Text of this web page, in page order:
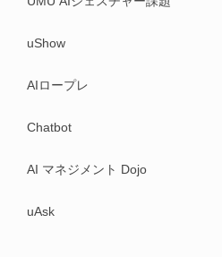
uShow
AIロープレ
Chatbot
AI マネジメント Dojo
uAsk